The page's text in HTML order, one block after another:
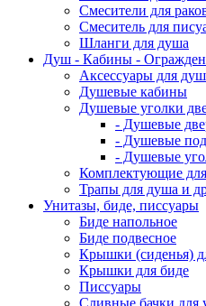
Смесители для
Смеситель для
Шланги для душа
Душ - Кабины -
Аксессуары для
Душевые кабины
Душевые уголки
- Душевые
- Душевые
- Душевые
Комплектующие
Трапы для душа и
Унитазы, биде, писсуары
Биде напольное
Биде подвесное
Крышки (сиденья)
Крышки для биде
Писсуары
Сливные бачки для